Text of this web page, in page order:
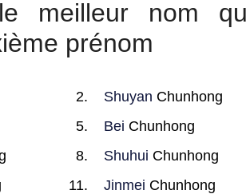
meilleur nom
prénom
Shuyan Chunhong
Bei Chunhong
Shuhui Chunhong
Jinmei Chunhong